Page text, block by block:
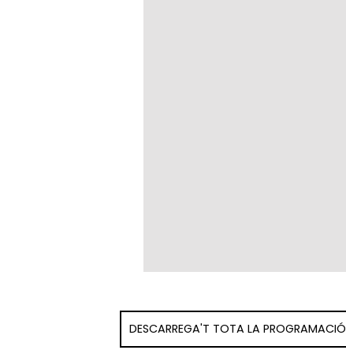
DESCARREGA'T TOTA LA PROGRAMACIÓ